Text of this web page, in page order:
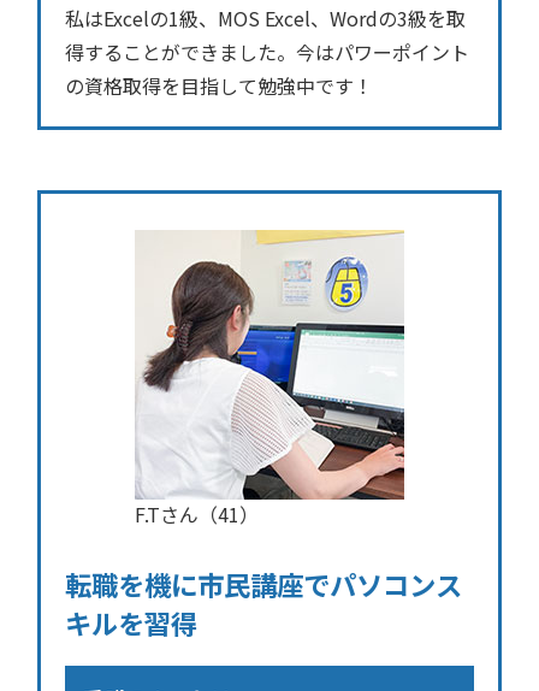
私はExcelの1級、MOS Excel、Wordの3級を取
得することができました。今はパワーポイント
の資格取得を目指して勉強中です！
F.Tさん（41）
転職を機に市民講座でパソコンス
キルを習得